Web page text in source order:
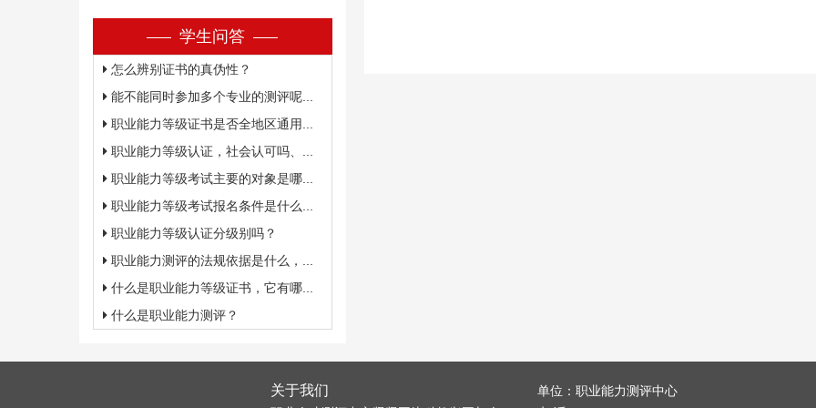
学生问答
怎么辨别证书的真伪性？
能不能同时参加多个专业的测评呢...
职业能力等级证书是否全地区通用...
职业能力等级认证，社会认可吗、...
职业能力等级考试主要的对象是哪...
职业能力等级考试报名条件是什么...
职业能力等级认证分级别吗？
职业能力测评的法规依据是什么，...
什么是职业能力等级证书，它有哪...
什么是职业能力测评？
关于我们
单位：职业能力测评中心